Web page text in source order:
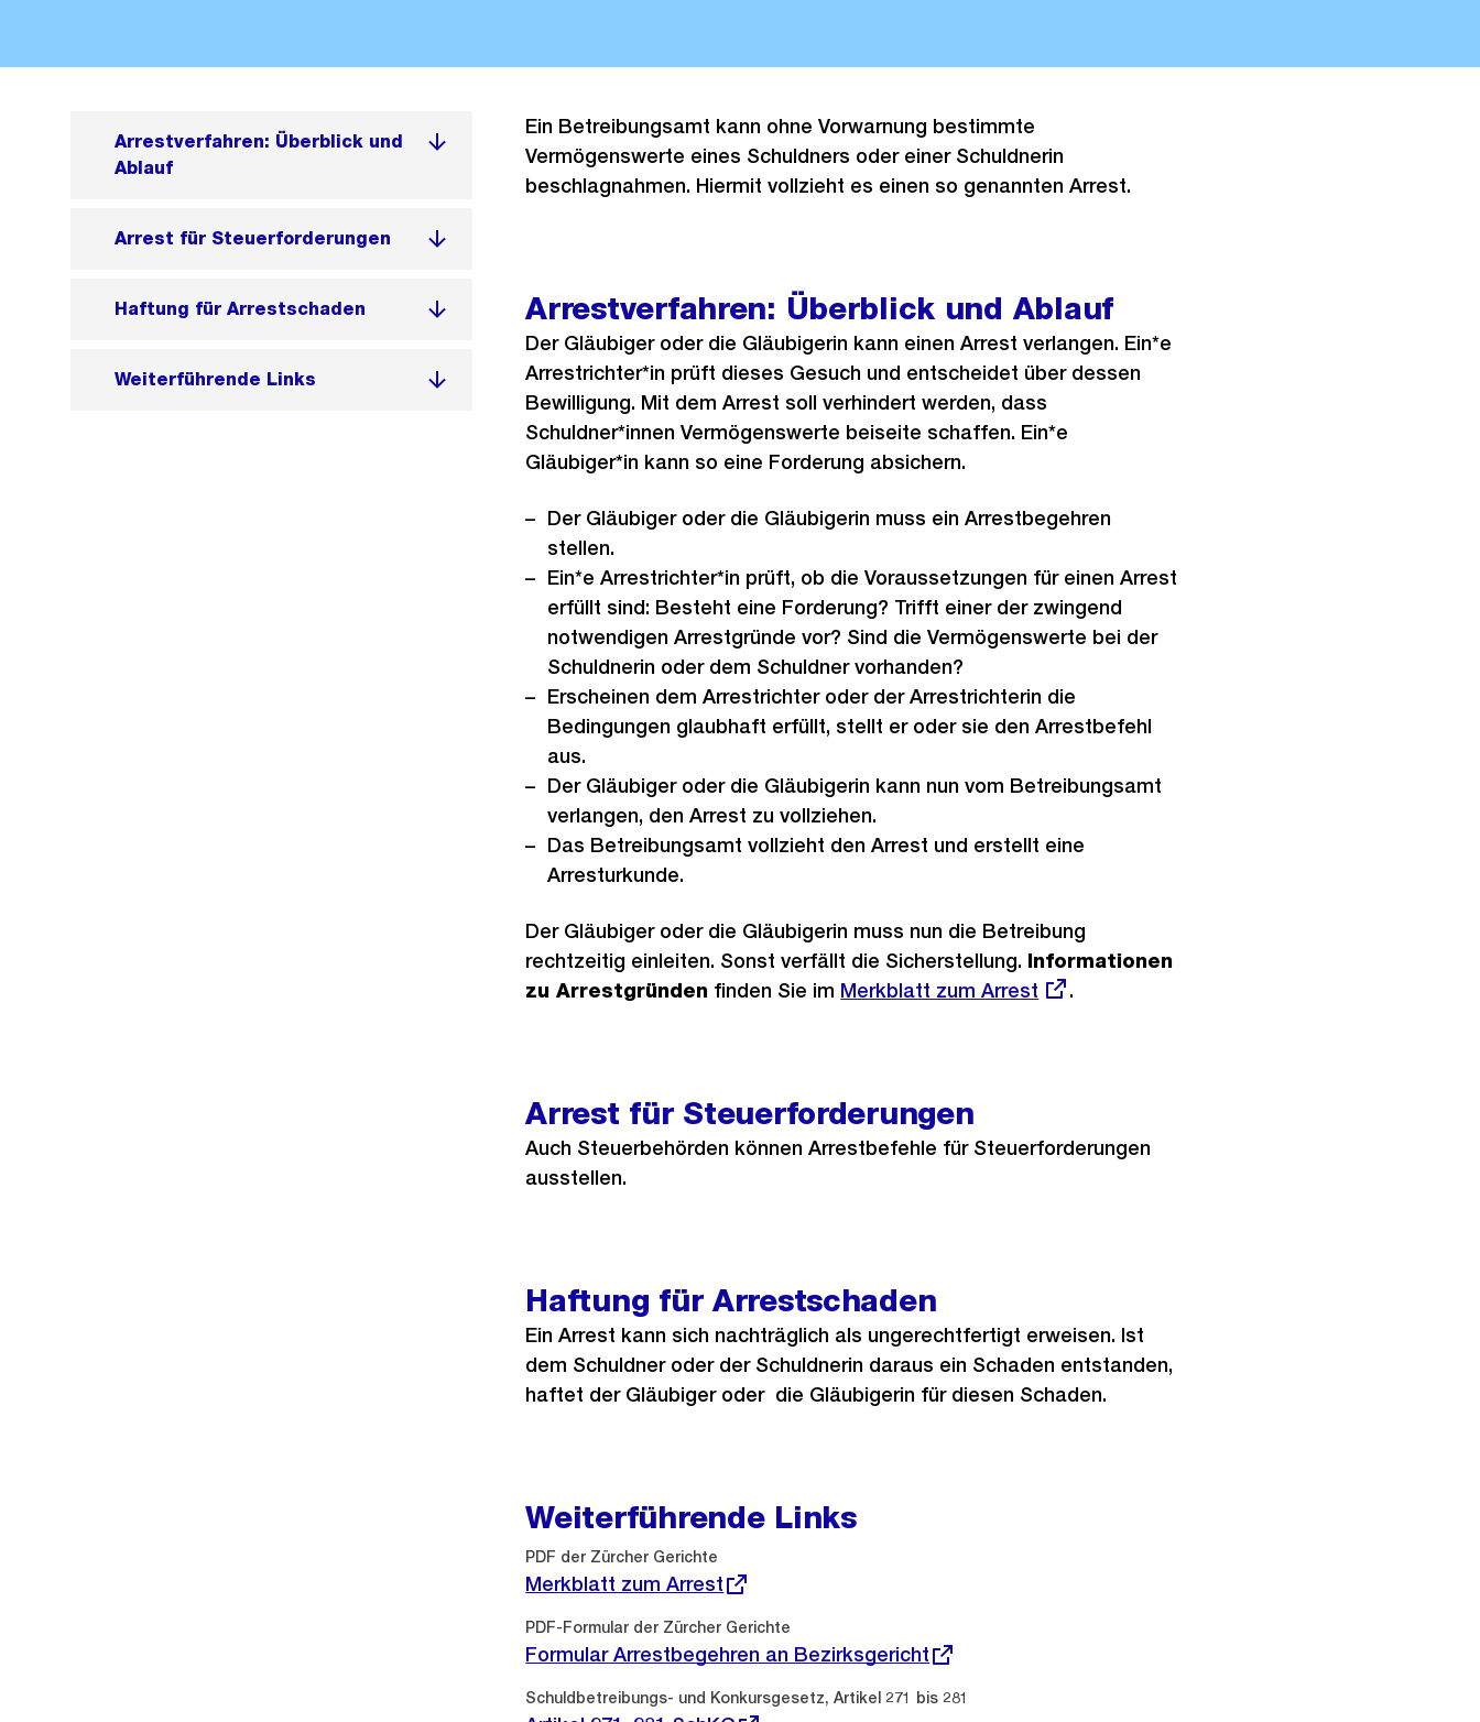
Arrestverfahren: Überblick und
Ablauf
Arrest für Steuerforderungen
Haftung für Arrestschaden
Weiterführende Links
Ein Betreibungsamt kann ohne Vorwarnung bestimmte
Vermögenswerte eines Schuldners oder einer Schuldnerin
beschlagnahmen. Hiermit vollzieht es einen so genannten Arrest.
Arrestverfahren: Überblick und Ablauf
Der Gläubiger oder die Gläubigerin kann einen Arrest verlangen. Ein*e
Arrestrichter*in prüft dieses Gesuch und entscheidet über dessen
Bewilligung. Mit dem Arrest soll verhindert werden, dass
Schuldner*innen Vermögenswerte beiseite schaffen. Ein*e
Gläubiger*in kann so eine Forderung absichern.
Der Gläubiger oder die Gläubigerin muss ein Arrestbegehren
stellen.
Ein*e Arrestrichter*in prüft, ob die Voraussetzungen für einen Arrest
erfüllt sind: Besteht eine Forderung? Trifft einer der zwingend
notwendigen Arrestgründe vor? Sind die Vermögenswerte bei der
Schuldnerin oder dem Schuldner vorhanden?
Erscheinen dem Arrestrichter oder der Arrestrichterin die
Bedingungen glaubhaft erfüllt, stellt er oder sie den Arrestbefehl
aus.
Der Gläubiger oder die Gläubigerin kann nun vom Betreibungsamt
verlangen, den Arrest zu vollziehen.
Das Betreibungsamt vollzieht den Arrest und erstellt eine
Arresturkunde.
Der Gläubiger oder die Gläubigerin muss nun die Betreibung
rechtzeitig einleiten. Sonst verfällt die Sicherstellung. Informationen
zu Arrestgründen finden Sie im Externer
Merkblatt zum Arrest .
Arrest für Steuerforderungen
Auch Steuerbehörden können Arrestbefehle für Steuerforderungen
ausstellen.
Haftung für Arrestschaden
Ein Arrest kann sich nachträglich als ungerechtfertigt erweisen. Ist
dem Schuldner oder der Schuldnerin daraus ein Schaden entstanden,
haftet der Gläubiger oder die Gläubigerin für diesen Schaden.
Weiterführende Links
PDF der Zürcher Gerichte
Externer
Link:
Merkblatt zum Arrest
PDF-Formular der Zürcher Gerichte
Externer
Link:
Formular Arrestbegehren an Bezirksgericht
Schuldbetreibungs- und Konkursgesetz, Artikel 271 bis 281
Externer